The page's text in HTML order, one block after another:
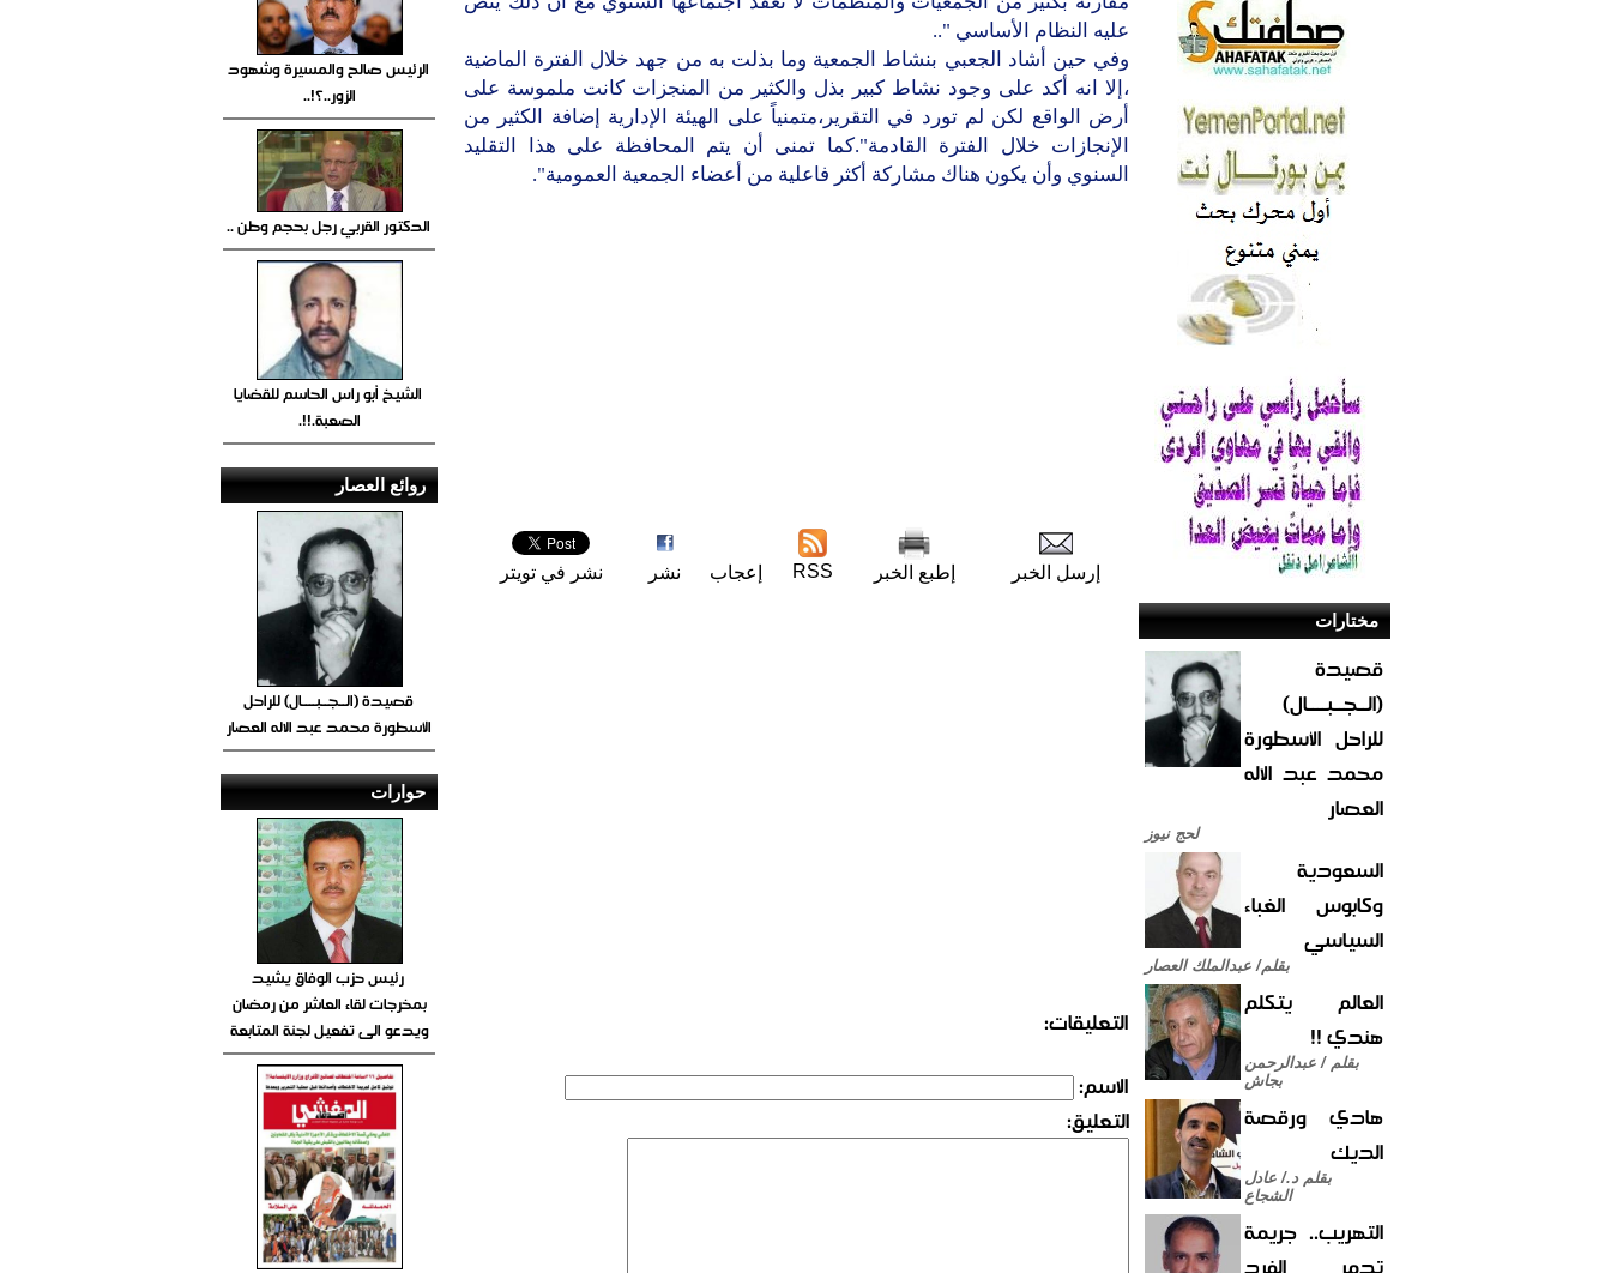
مختارات
قصيدة
(الــجــبــــال)
للراحل الأسطورة
محمد عبد الاله
العصار
لحج نيوز
السعودية
وكابوس الغباء
السياسي
بقلم/ عبدالملك العصار
العالم يتكلم
هندي !!
بقلم / عبدالرحمن
بجاش
هادي ورقصة
الديك
بقلم د./ عادل
الشجاع
التهريب.. جريمة
عليه النظام الأساسي "..
وفي حين أشاد الجعبي بنشاط الجمعية وما بذلت به من جهد خلال الفترة الماضية
،إلا انه أكد على وجود نشاط كبير بذل والكثير من المنجزات كانت ملموسة على
أرض الواقع لكن لم تورد في التقرير،متمنياً على الهيئة الإدارية إضافة الكثير من
الإنجازات خلال الفترة القادمة".كما تمنى أن يتم المحافظة على هذا التقليد
السنوي وأن يكون هناك مشاركة أكثر فاعلية من أعضاء الجمعية العمومية".
إرسل الخبر إطبع الخبر RSS إعجاب نشر نشر في تويتر
التعليقات:
الاسم:
التعليق:
الرئيس صالح والمسيرة وشهود
الزور..؟!..
الدكتور القربي رجل بحجم وطن ..
الشيخ أبو راس الحاسم للقضايا
الصعبة.!!.
روائع العصار
قصيدة (الــجــبــــال) للراحل
الأسطورة محمد عبد الاله العصار
حوارات
رئيس حزب الوفاق يشيد
بمخرجات لقاء العاشر من رمضان
ويدعو الى تفعيل لجنة المتابعة